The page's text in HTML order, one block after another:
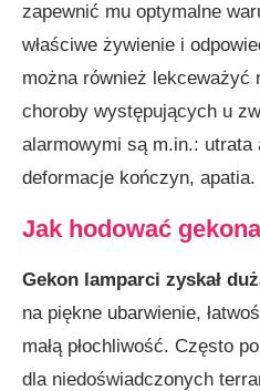
zapewnić mu optymalne
właściwe żywienie i
można również lekceważyć
choroby występujących u
alarmowymi są m.in.: utrata
deformacje kończyn, apatia.
Jak hodować
Gekon lamparci zyskał
na piękne ubarwienie,
małą płochliwość. Często
dla niedoświadczonych